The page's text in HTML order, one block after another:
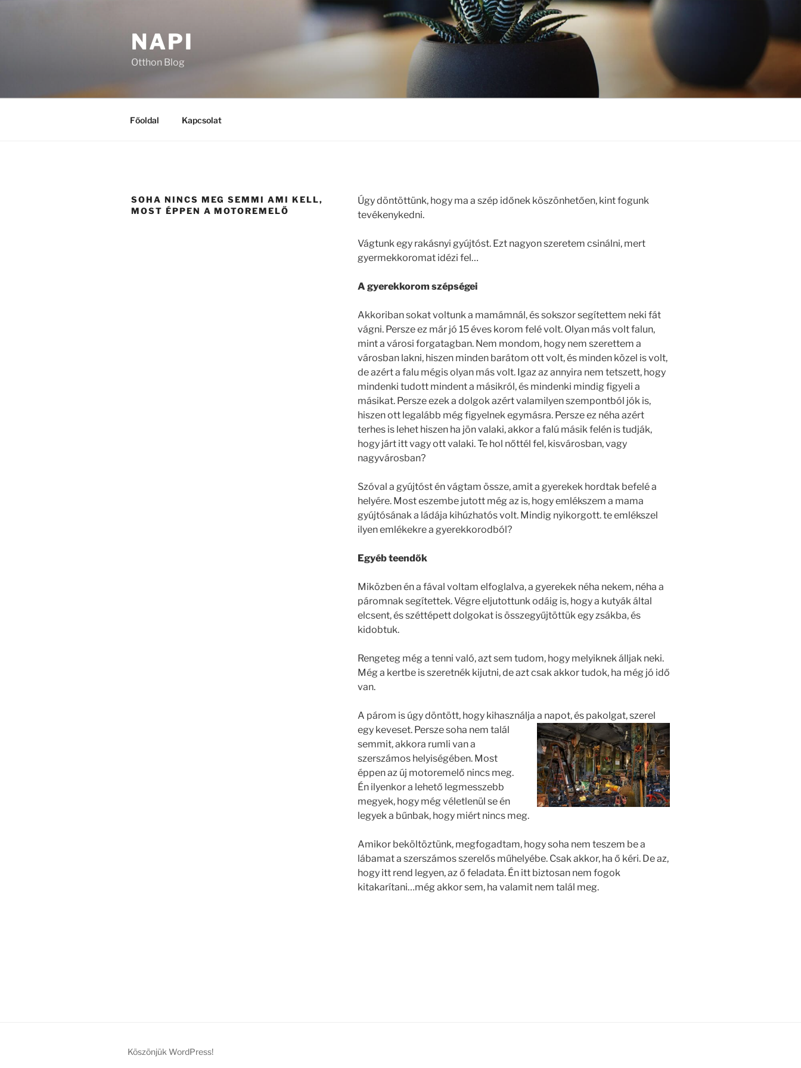
NAPI
Otthon Blog
Főoldal Kapcsolat
SOHA NINCS MEG SEMMI AMI KELL,
MOST ÉPPEN A MOTOREMELŐ
Úgy döntöttünk, hogy ma a szép időnek köszönhetően, kint fogunk
tevékenykedni.
Vágtunk egy rakásnyi gyújtóst. Ezt nagyon szeretem csinálni, mert
gyermekkoromat idézi fel…
A gyerekkorom szépségei
Akkoriban sokat voltunk a mamámnál, és sokszor segítettem neki fát
vágni. Persze ez már jó 15 éves korom felé volt. Olyan más volt falun,
mint a városi forgatagban. Nem mondom, hogy nem szerettem a
városban lakni, hiszen minden barátom ott volt, és minden közel is volt,
de azért a falu mégis olyan más volt. Igaz az annyira nem tetszett, hogy
mindenki tudott mindent a másikról, és mindenki mindig figyeli a
másikat. Persze ezek a dolgok azért valamilyen szempontból jók is,
hiszen ott legalább még figyelnek egymásra. Persze ez néha azért
terhes is lehet hiszen ha jön valaki, akkor a falú másik felén is tudják,
hogy járt itt vagy ott valaki. Te hol nőttél fel, kisvárosban, vagy
nagyvárosban?
Szóval a gyújtóst én vágtam össze, amit a gyerekek hordtak befelé a
helyére. Most eszembe jutott még az is, hogy emlékszem a mama
gyújtósának a ládája kihúzhatós volt. Mindig nyikorgott. te emlékszel
ilyen emlékekre a gyerekkorodból?
Egyéb teendők
Miközben én a fával voltam elfoglalva, a gyerekek néha nekem, néha a
páromnak segítettek. Végre eljutottunk odáig is, hogy a kutyák által
elcsent, és széttépett dolgokat is összegyűjtöttük egy zsákba, és
kidobtuk.
Rengeteg még a tenni való, azt sem tudom, hogy melyiknek álljak neki.
Még a kertbe is szeretnék kijutni, de azt csak akkor tudok, ha még jó idő
van.
A párom is úgy döntött, hogy kihasználja a napot, és pakolgat, szerel
egy keveset. Persze soha nem talál
semmit, akkora rumli van a
szerszámos helyiségében. Most
éppen az új motoremelő nincs meg.
Én ilyenkor a lehető legmesszebb
megyek, hogy még véletlenül se én
legyek a bűnbak, hogy miért nincs meg.
Amikor beköltöztünk, megfogadtam, hogy soha nem teszem be a
lábamat a szerszámos szerelős műhelyébe. Csak akkor, ha ő kéri. De az,
hogy itt rend legyen, az ő feladata. Én itt biztosan nem fogok
kitakarítani…még akkor sem, ha valamit nem talál meg.
Köszönjük WordPress!